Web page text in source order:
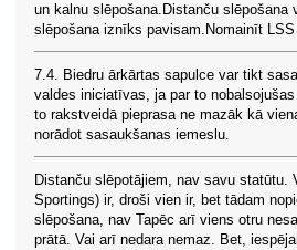
un kalnu slēpošana.Distanču slēpošana
slēpošana iznīks pavisam.Nomainīt
7.4. Biedru ārkārtas sapulce var tikt
valdes iniciatīvas, ja par to
to rakstveidā pieprasa ne mazāk kā
norādot sasaukšanas iemeslu.
Distanču slēpotājiem, nav savu statūtu.
Sportings) ir, droši vien ir, bet tādam
slēpošana, nav Tapēc arī viens otru
prātā. Vai arī nedara nemaz. Bet,